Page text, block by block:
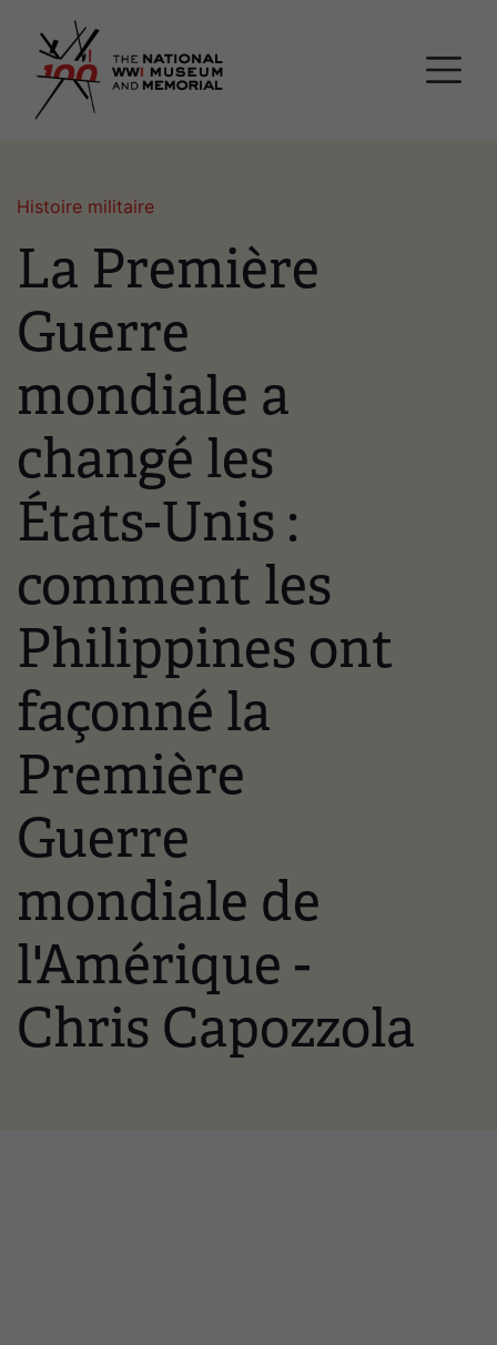
Histoire militaire
La Première
Guerre
mondiale a
changé les
États-Unis :
comment les
Philippines ont
façonné la
Première
Guerre
mondiale de
l'Amérique -
Chris Capozzola